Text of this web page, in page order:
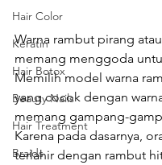
Hair Color
Keratin
Hair Botox
Beauty Nails
Hair Treatment
Braids
Warna rambut pirang
memang menggoda
Memilih model warna
yang cocok dengan
memang gampang-
Karena pada dasarnya,
terlahir dengan rambut